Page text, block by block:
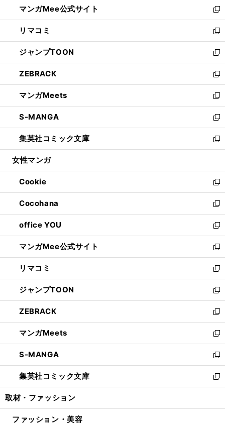
く
ド
ウ
で
開
く
ィ
ン
ド
ウ
で
開
く
い
ウ
ィ
ン
ド
ウ
で
開
く
マンガMee公式サイト
新
し
い
ウ
ィ
ン
ド
ウ
で
開
く
リマコミ
新
し
い
ウ
ィ
ン
ド
ウ
で
開
く
ジャンプTOON
新
し
い
ウ
ィ
ン
ド
ウ
で
開
ZEBRACK
新
し
い
ウ
ィ
ン
ド
ウ
開
く
マンガMeets
新
し
い
ウ
ィ
ン
ウ
で
開
く
S-MANGA
新
し
い
ウ
ン
ド
ウ
で
開
く
集英社コミック文庫
新
し
ウ
ィ
ン
ド
ウ
で
開
く
女性マンガ
Cookie
新
し
い
ウ
ィ
ン
ド
ウ
で
開
く
Cocohana
新
し
い
ウ
ィ
ン
ド
ウ
で
開
く
office YOU
新
し
い
ウ
ィ
ン
ド
ウ
で
開
く
マンガMee公式サイト
新
し
い
ウ
ィ
ン
ド
ウ
で
開
く
リマコミ
新
し
い
ウ
ィ
ン
ド
ウ
で
開
く
ジャンプTOON
新
し
い
ウ
ィ
ン
ド
ウ
で
開
ZEBRACK
新
し
い
ウ
ィ
ン
ド
ウ
開
マンガMeets
新
し
い
ウ
ィ
ン
ウ
S-MANGA
新
し
い
ウ
ン
集英社コミック文庫
新
し
ウ
取材・ファッション
ファッション・美容